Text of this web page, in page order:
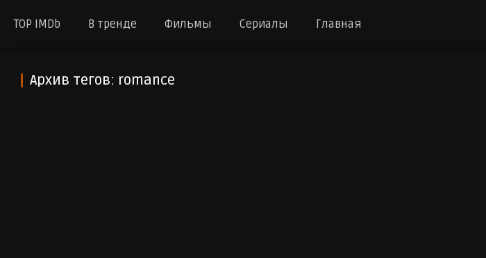
TOP IMDb В тренде Фильмы Сериалы Главная
Архив тегов: romance